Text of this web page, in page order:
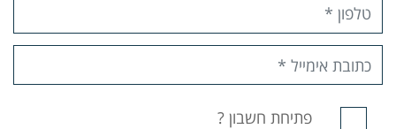
פתיחת חשבון ?